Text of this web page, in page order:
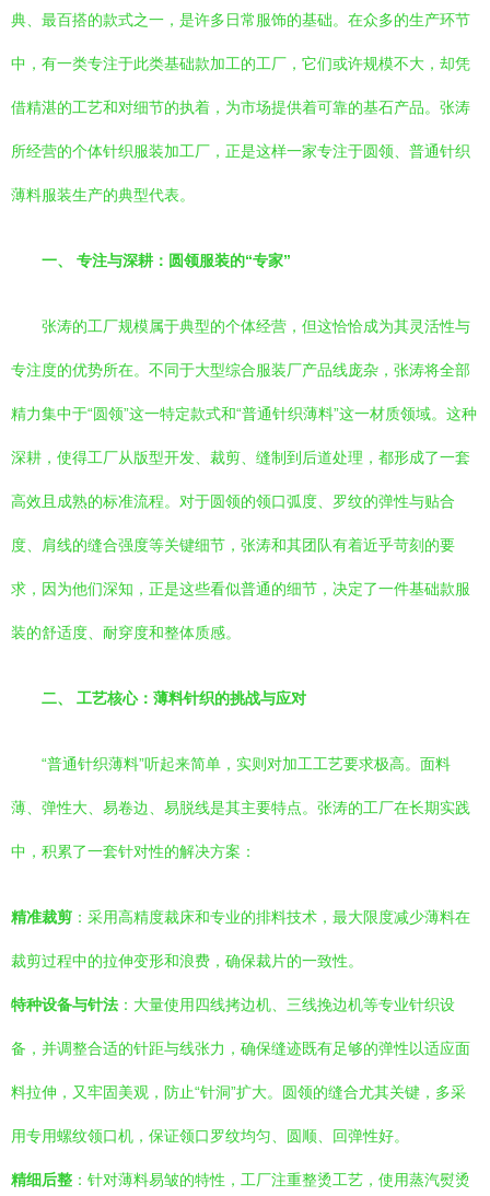
典、最百搭的款式之一，是许多日常服饰的基础。在众多的生产环节
中，有一类专注于此类基础款加工的工厂，它们或许规模不大，却凭
借精湛的工艺和对细节的执着，为市场提供着可靠的基石产品。张涛
所经营的个体针织服装加工厂，正是这样一家专注于圆领、普通针织
薄料服装生产的典型代表。
一、 专注与深耕：圆领服装的“专家”
张涛的工厂规模属于典型的个体经营，但这恰恰成为其灵活性与
专注度的优势所在。不同于大型综合服装厂产品线庞杂，张涛将全部
精力集中于“圆领”这一特定款式和“普通针织薄料”这一材质领域。这种
深耕，使得工厂从版型开发、裁剪、缝制到后道处理，都形成了一套
高效且成熟的标准流程。对于圆领的领口弧度、罗纹的弹性与贴合
度、肩线的缝合强度等关键细节，张涛和其团队有着近乎苛刻的要
求，因为他们深知，正是这些看似普通的细节，决定了一件基础款服
装的舒适度、耐穿度和整体质感。
二、 工艺核心：薄料针织的挑战与应对
“普通针织薄料”听起来简单，实则对加工工艺要求极高。面料
薄、弹性大、易卷边、易脱线是其主要特点。张涛的工厂在长期实践
中，积累了一套针对性的解决方案：
精准裁剪 ：采用高精度裁床和专业的排料技术，最大限度减少薄料在
裁剪过程中的拉伸变形和浪费，确保裁片的一致性。
特种设备与针法 ：大量使用四线拷边机、三线挽边机等专业针织设
备，并调整合适的针距与线张力，确保缝迹既有足够的弹性以适应面
料拉伸，又牢固美观，防止“针洞”扩大。圆领的缝合尤其关键，多采
用专用螺纹领口机，保证领口罗纹均匀、圆顺、回弹性好。
精细后整 ：针对薄料易皱的特性，工厂注重整烫工艺，使用蒸汽熨烫